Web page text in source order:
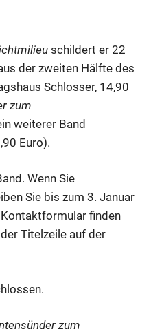
schildert er 22
der zweiten Hälfte des
Schlosser, 14,90
zum
weiterer Band
Euro).
Wenn Sie
Sie bis zum 3. Januar
finden
Titelzeile auf der
zum